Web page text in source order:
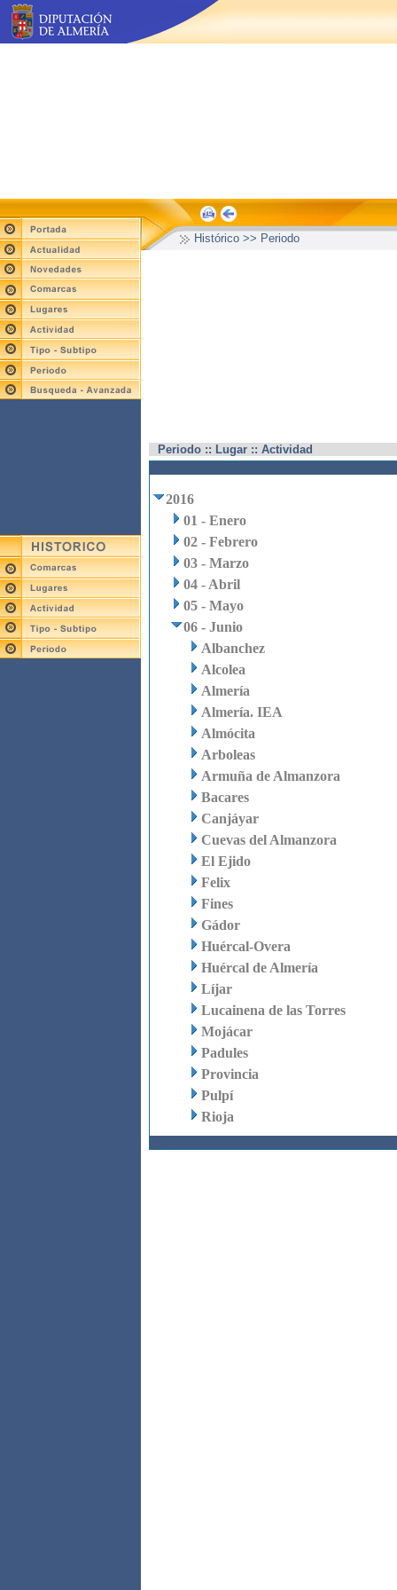
Histórico >> Periodo
Periodo :: Lugar :: Actividad
2016
01 - Enero
02 - Febrero
03 - Marzo
04 - Abril
05 - Mayo
06 - Junio
Albanchez
Alcolea
Almería
Almería. IEA
Almócita
Arboleas
Armuña de Almanzora
Bacares
Canjáyar
Cuevas del Almanzora
El Ejido
Felix
Fines
Gádor
Huércal-Overa
Huércal de Almería
Líjar
Lucainena de las Torres
Mojácar
Padules
Provincia
Pulpí
Rioja